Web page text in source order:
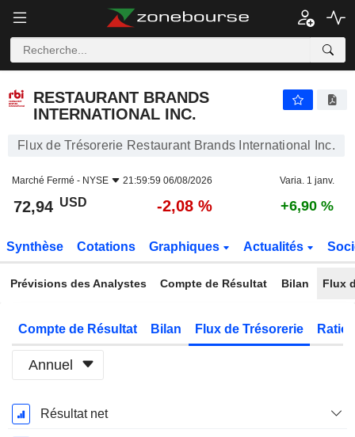
RESTAURANT BRANDS
INTERNATIONAL INC.
Flux de Trésorerie Restaurant Brands International Inc.
Marché Fermé - NYSE 21:59:59 06/08/2026 Varia. 1 janv.
72,94 USD -2,08 % +6,90 %
Synthèse Cotations Graphiques Actualités
Prévisions des Analystes Compte de Résultat Bilan Flux
Compte de Résultat Bilan Flux de Trésorerie
Annuel
Période
Fiscale:
Résultat net